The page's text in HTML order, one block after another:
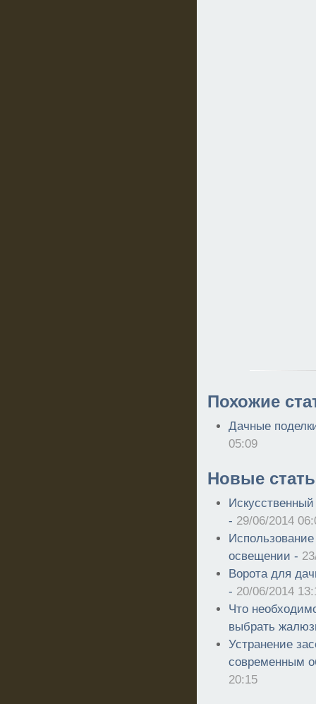
Похожие
Дачные
05:09
Новые
- 29/06/2014
освещении -
Ворота для
- 20/06/2014
Что
выбрать
Устранение
современным
20:15